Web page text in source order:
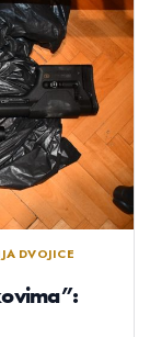
DVOJICE